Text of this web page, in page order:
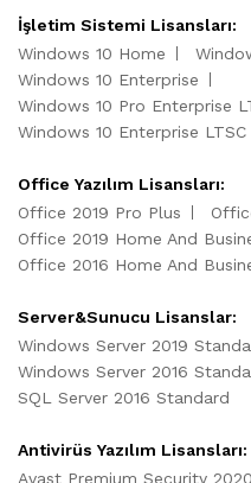
İşletim Sistemi Lisansları:
Windows 10 Home
Windows 10 Enterprise
Windows 10 Pro Enterprise
Windows 10 Enterprise LTSC
Office Yazılım Lisansları:
Office 2019 Pro Plus
Office 2019 Home And
Office 2016 Home And
Server&Sunucu Lisanslar:
Windows Server 2019
Windows Server 2016
SQL Server 2016 Standard
Antivirüs Yazılım Lisansları:
Avast Premium Security 2020